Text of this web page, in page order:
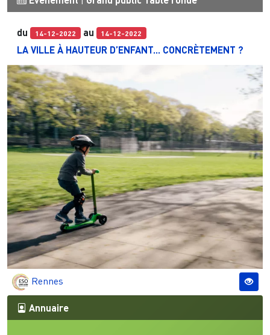
du 14-12-2022 au 14-12-2022
LA VILLE À HAUTEUR D’ENFANT... CONCRÈTEMENT ?
Rennes
Annuaire